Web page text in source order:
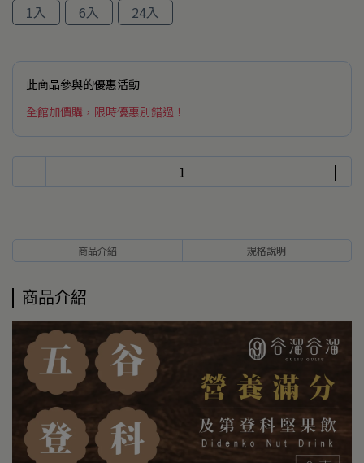
1入
6入 24入
此商品參與的優惠活動
全館加價購，限時優惠別錯過！
商品介紹 規格說明
商品介紹